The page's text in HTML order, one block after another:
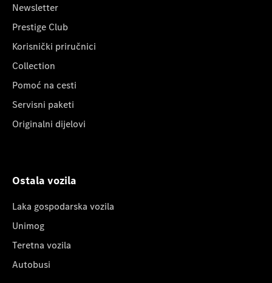
Newsletter
Prestige Club
Korisnički priručnici
Collection
Pomoć na cesti
Servisni paketi
Originalni dijelovi
Ostala vozila
Laka gospodarska vozila
Unimog
Teretna vozila
Autobusi